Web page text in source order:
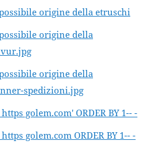
origine della etruschi
origine della
origine della
spedizioni.jpg
golem.com' ORDER BY 1-- -
golem.com ORDER BY 1-- -